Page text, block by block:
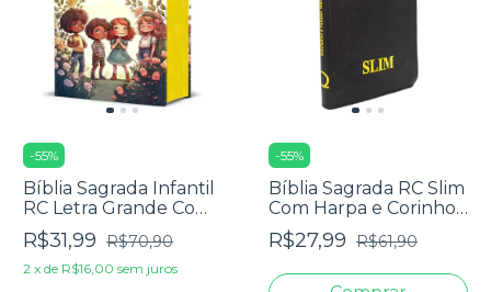
-55%
Bíblia Sagrada Infantil
RC Letra Grande Com
Harpa Avivada E
Corinhos Capa Dura
Pequena Crianças
R$31,99 R$70,90
2 x de R$16,00 sem juros
-55%
Bíblia Sagrada RC Slim
Com Harpa e Corinhos
Média Luxo Preta
R$27,99 R$61,90